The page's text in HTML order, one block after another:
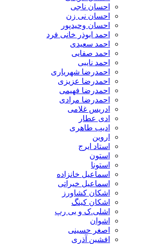
احسان ناجی
احسان نی زن
احسان وحیدپور
احمد ابوذر خانی فرد
احمد سعیدی
احمد صفایی
احمد نایبی
احمدرضا شهریاری
احمدرضا عزیزی
احمدرضا فهیمی
احمدرضا مرادی
ادریس غلامی
ادی عطار
ادیب طاهری
استاد ایرج
اسماعیل خانزاده
اسماعیل خیراتی
اشکان کشاورز
اشکان کینگ
اشلی.ک و بی رپ
اصغر حسینی
افشین آذری